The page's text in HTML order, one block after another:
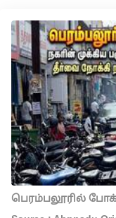
பெரம்பலூரில்